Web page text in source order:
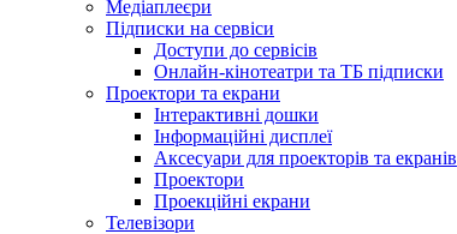
Медіаплеєри
Підписки на сервіси
Доступи до сервісів
Онлайн-кінотеатри та ТБ підписки
Проектори та екрани
Інтерактивні дошки
Інформаційні дисплеї
Аксесуари для проекторів та екранів
Проектори
Проекційні екрани
Телевізори